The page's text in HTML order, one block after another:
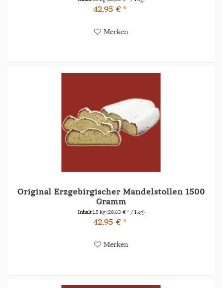
42,95 € *
Merken
Original Erzgebirgischer Mandelstollen 1500
Gramm
Inhalt1.5 kg(28,63 € * / 1 kg)
42,95 € *
Merken